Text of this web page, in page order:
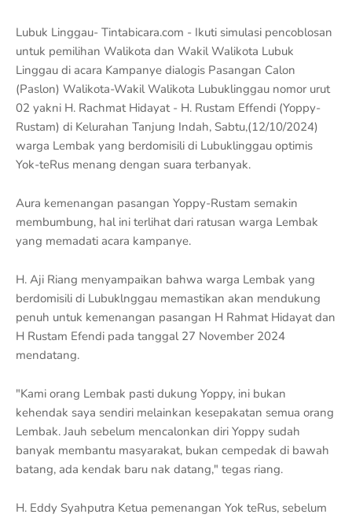
Lubuk Linggau- Tintabicara.com - Ikuti simulasi pencoblosan
untuk pemilihan Walikota dan Wakil Walikota Lubuk
Linggau di acara Kampanye dialogis Pasangan Calon
(Paslon) Walikota-Wakil Walikota Lubuklinggau nomor urut
02 yakni H. Rachmat Hidayat - H. Rustam Effendi (Yoppy-
Rustam) di Kelurahan Tanjung Indah, Sabtu,(12/10/2024)
warga Lembak yang berdomisili di Lubuklinggau optimis
Yok-teRus menang dengan suara terbanyak.
Aura kemenangan pasangan Yoppy-Rustam semakin
membumbung, hal ini terlihat dari ratusan warga Lembak
yang memadati acara kampanye.
H. Aji Riang menyampaikan bahwa warga Lembak yang
berdomisili di Lubuklnggau memastikan akan mendukung
penuh untuk kemenangan pasangan H Rahmat Hidayat dan
H Rustam Efendi pada tanggal 27 November 2024
mendatang.
"Kami orang Lembak pasti dukung Yoppy, ini bukan
kehendak saya sendiri melainkan kesepakatan semua orang
Lembak. Jauh sebelum mencalonkan diri Yoppy sudah
banyak membantu masyarakat, bukan cempedak di bawah
batang, ada kendak baru nak datang," tegas riang.
H. Eddy Syahputra Ketua pemenangan Yok teRus, sebelum